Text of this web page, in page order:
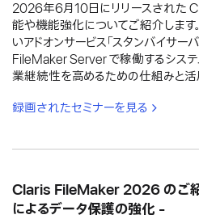
2026年6月10日にリリースされた
能や機能強化についてご紹介します
いアドオンサービス「スタンバイサー
FileMaker Server で稼働するシス
業継続性を高めるための仕組みと活
録画されたセミナーを見る
Claris FileMaker 2026 のご紹
によるデータ保護の強化 -